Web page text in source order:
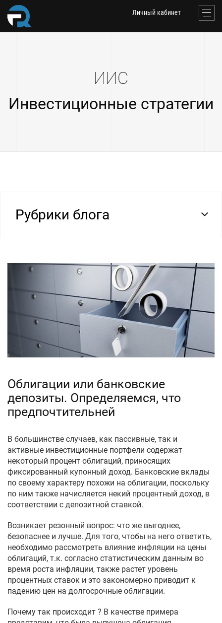
Личный кабинет
ИИС
Инвестиционные стратегии
Рубрики блога
Облигации или банковские
депозиты. Определяемся, что
предпочтительней
В большинстве случаев, как пассивные, так и
активные инвестиционные портфели содержат
некоторый процент облигаций, приносящих
фиксированный купонный доход. Банковские вклады
по своему характеру похожи на облигации, поскольку
по ним также начисляется некий процентный доход, в
соответствии с депозитной ставкой.
Возникает резонный вопрос: что же выгоднее,
безопаснее и лучше. Для того, чтобы на него ответить,
необходимо рассмотреть влияние инфляции на цены
облигаций, т.к. согласно статистическим данным во
время роста инфляции, также растет уровень
процентных ставок и это закономерно приводит к
падению цен на долгосрочные облигации.
Почему так происходит ? В качестве примера